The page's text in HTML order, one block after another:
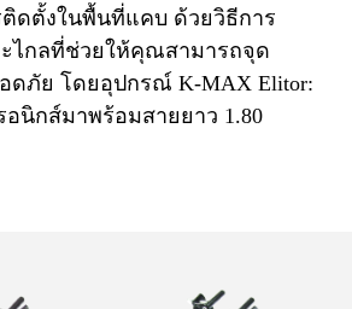
ดตั้งในพื้นที่แคบ ด้วยวิธีการ
ไกลที่ช่วยให้คุณสามารถจุด
ดภัย โดยอุปกรณ์ K-MAX Elitor:
อนิกส์มาพร้อมสายยาว 1.80